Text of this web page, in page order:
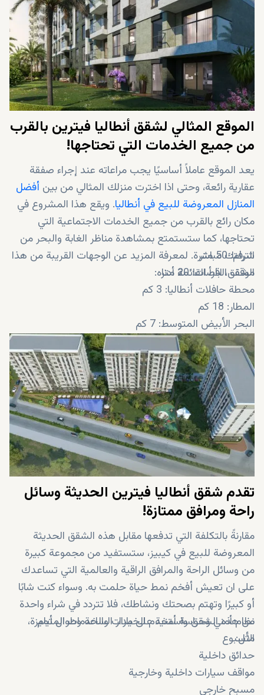
الموقع المثالي لشقق أنطاليا فيترين بالقرب
من جميع الخدمات التي تحتاجها!
يعد الموقع عاملاً أساسيًا يجب مراعاته عند إجراء صفقة
عقارية رائعة، وحتى اذا اخترت منزلك المثالي من بين أفضل
المنازل المعروضة للبيع في أنطاليا. ويقع هذا المشروع في
مكان رائع بالقرب من جميع الخدمات الاجتماعية التي
تحتاجها، كما ستستمتع بمشاهدة مناظر الغابة والبحر من
شرفتك مباشرة. لمعرفة المزيد عن الوجهات القريبة من هذا
الشقق، اقرأ القائمة أدناه:
الترام: 50 متر
موقف الباصات: 20 متر
محطة حافلات أنطاليا: 3 كم
المطار: 18 كم
البحر الأبيض المتوسط: 7 كم
مركز أوزديليك للتسوق: 4 كم
جامعة أكدنيز: 5 كم
جامعة أنطاليا بيلم: 15 كم
مركز المدينة: 6 كم
حديقة الحيوانات: 2 كم
تقدم شقق أنطاليا فيترين الحديثة وسائل
راحة ومرافق ممتازة!
مقارنةً بالتكلفة التي تدفعها مقابل هذه الشقق الحديثة
المعروضة للبيع في كيبيز، ستستفيد من مجموعة كبيرة
من وسائل الراحة والمرافق الراقية والعالمية التي تساعدك
على ان تعيش أفخم نمط حياة حلمت به. وسواء كنت شابًا
أو كبيرًا وتهتم بصحتك ونشاطك، فلا تتردد في شراء واحدة
من هذه الشقق واستخدم الخيارات والخدمات المتميزة،
مثل:
نظام أمني وحراسة أمنية على مدار الساعة وطوال أيام
الأسبوع
حدائق داخلية
مواقف سيارات داخلية وخارجية
مسبح خارجي